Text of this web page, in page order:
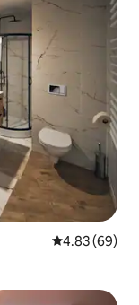
Calificación
4.83 (69)